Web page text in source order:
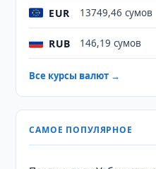
EUR 13749,46 сумов
RUB 146,19 сумов
Все курсы валют →
САМОЕ ПОПУЛЯРНОЕ